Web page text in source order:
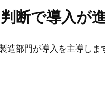
断で導入が
造部門が導入を主導しま